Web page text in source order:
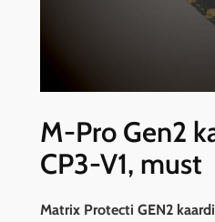
M-Pro Gen2
CP3-V1, must
Matrix Protecti GEN2